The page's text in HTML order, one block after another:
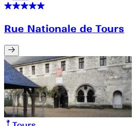
Rue Nationale de Tours